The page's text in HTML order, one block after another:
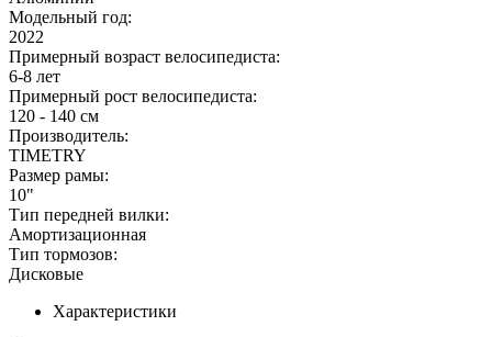
Модельный год:
2022
Примерный возраст велосипедиста:
6-8 лет
Примерный рост велосипедиста:
120 - 140 см
Производитель:
TIMETRY
Размер рамы:
10"
Тип передней вилки:
Амортизационная
Тип тормозов:
Дисковые
Характеристики